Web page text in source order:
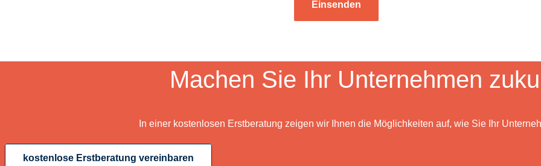
Einsenden
Machen Sie Ihr Unternehmen
In einer kostenlosen Erstberatung zeigen wir Ihnen die Möglichkeiten auf, wie Sie Ihr
kostenlose Erstberatung vereinbaren